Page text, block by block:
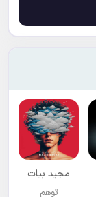
مجید بیات
توهم